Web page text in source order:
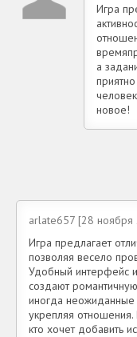
Игра
а
новое!
arlate657 [28 ноября
Игра предлагает
позволяя весело
Удобный интерфейс
создают
иногда
укрепляя
кто хочет добавить